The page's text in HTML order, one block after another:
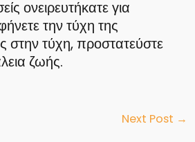
ονειρευτήκατε για
την τύχη της
στην τύχη, προστατεύστε
ζωής.
Next Post →